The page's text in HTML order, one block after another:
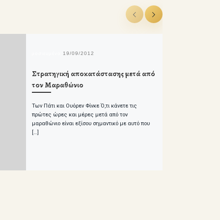
19/09/2012
Στρατηγική αποκατάστασης μετά από
τον Μαραθώνιο
Των Πάτι και Ουόρεν Φίνκε Ό,τι κάνετε τις
πρώτες ώρες και μέρες μετά από τον
μαραθώνιο είναι εξίσου σημαντικό με αυτό που
[…]